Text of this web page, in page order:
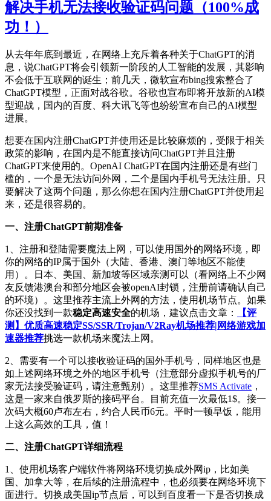
解决手机无法接收验证码问题（100%成
功！）
从去年年底到最近，在网络上充斥着各种关于ChatGPT的消
息，说ChatGPT将会引领新一阶段的人工智能的发展，其影响
不会低于互联网的诞生；前几天，微软宣布bing搜索整合了
ChatGPT模型，正面对战谷歌。谷歌也宣布即将开放新的AI模
型迎战，国内的百度、科大讯飞等也纷纷宣布自己的AI模型
进展。
想要在国内注册ChatGPT并使用还是比较麻烦的，受限于相关
政策的影响，在国内是不能直接访问ChatGPT并且注册
ChatGPT来使用的。OpenAI ChatGPT在国内注册还是有些门
槛的，一个是无法访问外网，二个是国内手机号无法注册。只
要解决了这两个问题，那么你想在国内注册ChatGPT并使用起
来，还是很容易的。
一、注册ChatGPT前期准备
1、注册和登陆需要魔法上网，可以使用国外的网络环境，即
你的网络的IP属于国外（大陆、香港、澳门等地区不能使
用）。日本、美国、新加坡等区域亲测可以（看网络上不少网
友反馈港澳台和部分地区会被openAI封锁，注册前请确认自己
的环境）。这里推荐主流上外网的方法，使用机场节点。如果
你还没找到一款稳定高速安全的机场，建议点击文章：
【评
测】优质高速稳定SS/SSR/Trojan/V2Ray机场推荐|网络游戏加
速器推荐挑选一款机场来魔法上网。
2、需要有一个可以接收验证码的国外手机号，同样地区也是
如上述网络环境之外的地区手机号（注意部分虚拟手机号的厂
家无法接受验证码，请注意甄别）。这里推荐SMS Activate ，
这是一家来自俄罗斯的接码平台。目前充值一次最低1$。接一
次码大概60卢布左右，约合人民币6元。平时一顿早饭，能用
上这么高效的工具，值！
二、注册ChatGPT详细流程
1、使用机场客户端软件将网络环境切换成外网ip，比如美
国、加拿大等，在后续的注册流程中，也必须要在网络环境下
面进行。切换成美国ip节点后，可以到百度看一下是否切换成